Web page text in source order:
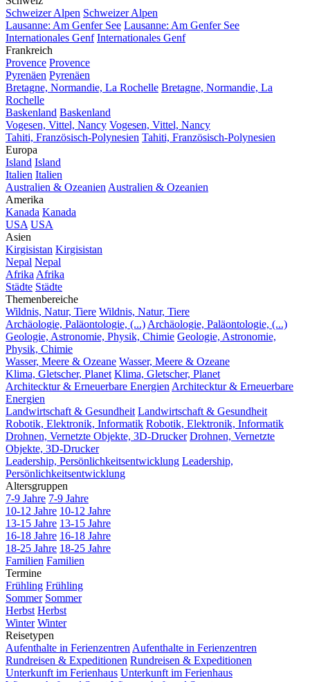
Schweizer Alpen Schweizer Alpen
Lausanne: Am Genfer See Lausanne: Am Genfer See
Internationales Genf Internationales Genf
Frankreich
Provence Provence
Pyrenäen Pyrenäen
Bretagne, Normandie, La Rochelle Bretagne, Normandie, La
Rochelle
Baskenland Baskenland
Vogesen, Vittel, Nancy Vogesen, Vittel, Nancy
Tahiti, Französisch-Polynesien Tahiti, Französisch-Polynesien
Europa
Island Island
Italien Italien
Australien & Ozeanien Australien & Ozeanien
Amerika
Kanada Kanada
USA USA
Asien
Kirgisistan Kirgisistan
Nepal Nepal
Afrika Afrika
Städte Städte
Themenbereiche
Wildnis, Natur, Tiere Wildnis, Natur, Tiere
Archäologie, Paläontologie, (...) Archäologie, Paläontologie, (...)
Geologie, Astronomie, Physik, Chimie Geologie, Astronomie,
Physik, Chimie
Wasser, Meere & Ozeane Wasser, Meere & Ozeane
Klima, Gletscher, Planet Klima, Gletscher, Planet
Architecktur & Erneuerbare Energien Architecktur & Erneuerbare
Energien
Landwirtschaft & Gesundheit Landwirtschaft & Gesundheit
Robotik, Elektronik, Informatik Robotik, Elektronik, Informatik
Drohnen, Vernetzte Objekte, 3D-Drucker Drohnen, Vernetzte
Objekte, 3D-Drucker
Leadership, Persönlichkeitsentwicklung Leadership,
Persönlichkeitsentwicklung
Altersgruppen
7-9 Jahre 7-9 Jahre
10-12 Jahre 10-12 Jahre
13-15 Jahre 13-15 Jahre
16-18 Jahre 16-18 Jahre
18-25 Jahre 18-25 Jahre
Familien Familien
Termine
Frühling Frühling
Sommer Sommer
Herbst Herbst
Winter Winter
Reisetypen
Aufenthalte in Ferienzentren Aufenthalte in Ferienzentren
Rundreisen & Expeditionen Rundreisen & Expeditionen
Unterkunft im Ferienhaus Unterkunft im Ferienhaus